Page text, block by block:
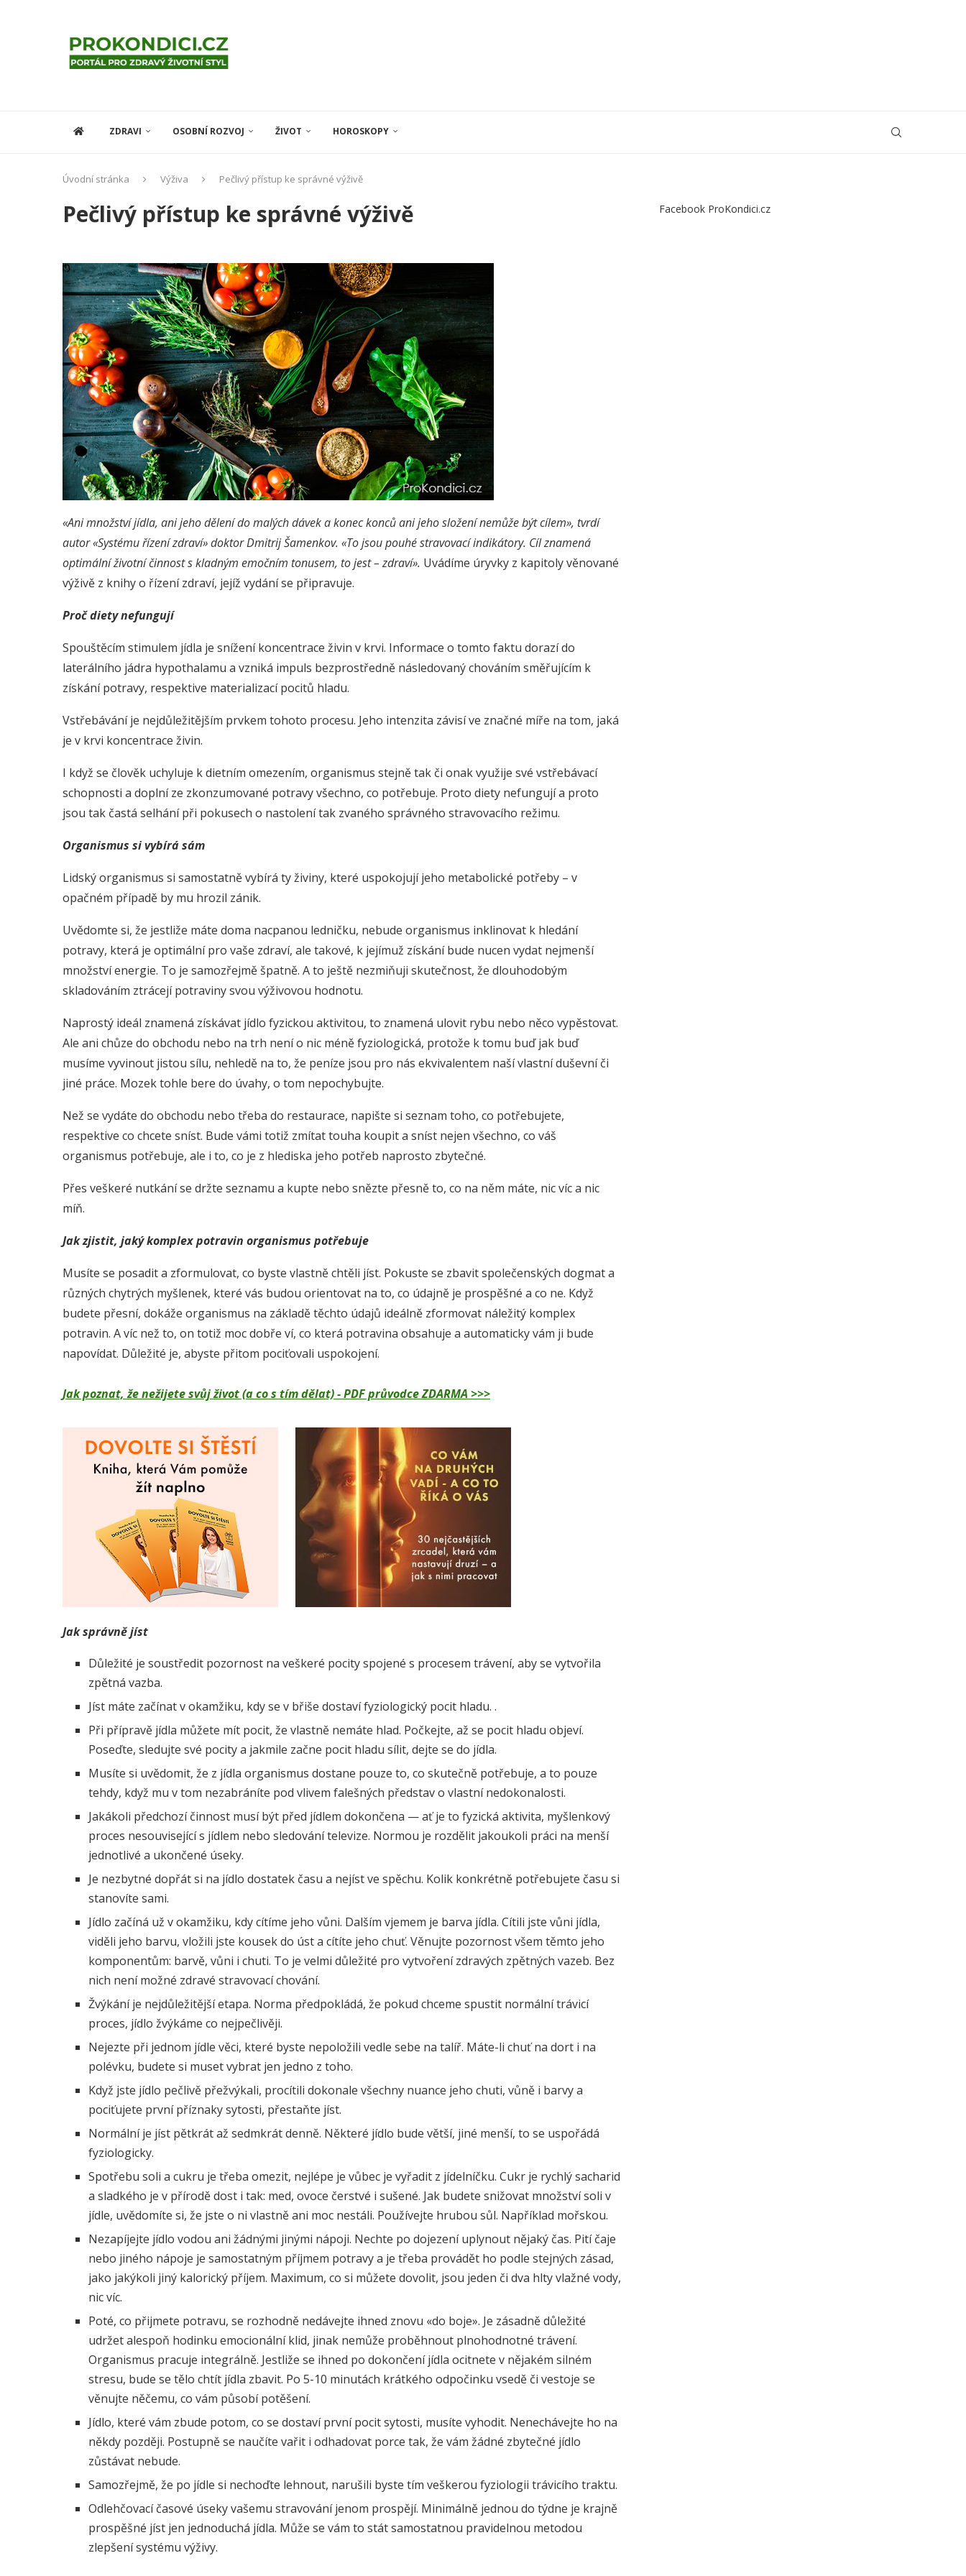
ZDRAVI OSOBNÍ ROZVOJ ŽIVOT HOROSKOPY
Úvodní stránka Výživa Pečlivý přístup ke správné výživě
Pečlivý přístup ke správné výživě
«Ani množství jídla, ani jeho dělení do malých dávek a konec konců ani jeho složení nemůže být cílem», tvrdí
autor «Systému řízení zdraví» doktor Dmitrij Šamenkov. «To jsou pouhé stravovací indikátory. Cíl znamená
optimální životní činnost s kladným emočním tonusem, to jest – zdraví». Uvádíme úryvky z kapitoly věnované
výživě z knihy o řízení zdraví, jejíž vydání se připravuje.
Proč diety nefungují
Spouštěcím stimulem jídla je snížení koncentrace živin v krvi. Informace o tomto faktu dorazí do
laterálního jádra hypothalamu a vzniká impuls bezprostředně následovaný chováním směřujícím k
získání potravy, respektive materializací pocitů hladu.
Vstřebávání je nejdůležitějším prvkem tohoto procesu. Jeho intenzita závisí ve značné míře na tom, jaká
je v krvi koncentrace živin.
I když se člověk uchyluje k dietním omezením, organismus stejně tak či onak využije své vstřebávací
schopnosti a doplní ze zkonzumované potravy všechno, co potřebuje. Proto diety nefungují a proto
jsou tak častá selhání při pokusech o nastolení tak zvaného správného stravovacího režimu.
Organismus si vybírá sám
Lidský organismus si samostatně vybírá ty živiny, které uspokojují jeho metabolické potřeby – v
opačném případě by mu hrozil zánik.
Uvědomte si, že jestliže máte doma nacpanou ledničku, nebude organismus inklinovat k hledání
potravy, která je optimální pro vaše zdraví, ale takové, k jejímuž získání bude nucen vydat nejmenší
množství energie. To je samozřejmě špatně. A to ještě nezmiňuji skutečnost, že dlouhodobým
skladováním ztrácejí potraviny svou výživovou hodnotu.
Naprostý ideál znamená získávat jídlo fyzickou aktivitou, to znamená ulovit rybu nebo něco vypěstovat.
Ale ani chůze do obchodu nebo na trh není o nic méně fyziologická, protože k tomu buď jak buď
musíme vyvinout jistou sílu, nehledě na to, že peníze jsou pro nás ekvivalentem naší vlastní duševní či
jiné práce. Mozek tohle bere do úvahy, o tom nepochybujte.
Než se vydáte do obchodu nebo třeba do restaurace, napište si seznam toho, co potřebujete,
respektive co chcete sníst. Bude vámi totiž zmítat touha koupit a sníst nejen všechno, co váš
organismus potřebuje, ale i to, co je z hlediska jeho potřeb naprosto zbytečné.
Přes veškeré nutkání se držte seznamu a kupte nebo snězte přesně to, co na něm máte, nic víc a nic
míň.
Jak zjistit, jaký komplex potravin organismus potřebuje
Musíte se posadit a zformulovat, co byste vlastně chtěli jíst. Pokuste se zbavit společenských dogmat a
různých chytrých myšlenek, které vás budou orientovat na to, co údajně je prospěšné a co ne. Když
budete přesní, dokáže organismus na základě těchto údajů ideálně zformovat náležitý komplex
potravin. A víc než to, on totiž moc dobře ví, co která potravina obsahuje a automaticky vám ji bude
napovídat. Důležité je, abyste přitom pociťovali uspokojení.
Jak poznat, že nežijete svůj život (a co s tím dělat) - PDF průvodce ZDARMA >>>
Jak správně jíst
Důležité je soustředit pozornost na veškeré pocity spojené s procesem trávení, aby se vytvořila
zpětná vazba.
Jíst máte začínat v okamžiku, kdy se v břiše dostaví fyziologický pocit hladu. .
Při přípravě jídla můžete mít pocit, že vlastně nemáte hlad. Počkejte, až se pocit hladu objeví.
Poseďte, sledujte své pocity a jakmile začne pocit hladu sílit, dejte se do jídla.
Musíte si uvědomit, že z jídla organismus dostane pouze to, co skutečně potřebuje, a to pouze
tehdy, když mu v tom nezabráníte pod vlivem falešných představ o vlastní nedokonalosti.
Jakákoli předchozí činnost musí být před jídlem dokončena — ať je to fyzická aktivita, myšlenkový
proces nesouvisející s jídlem nebo sledování televize. Normou je rozdělit jakoukoli práci na menší
jednotlivé a ukončené úseky.
Je nezbytné dopřát si na jídlo dostatek času a nejíst ve spěchu. Kolik konkrétně potřebujete času si
stanovíte sami.
Jídlo začíná už v okamžiku, kdy cítíme jeho vůni. Dalším vjemem je barva jídla. Cítili jste vůni jídla,
viděli jeho barvu, vložili jste kousek do úst a cítíte jeho chuť. Věnujte pozornost všem těmto jeho
komponentům: barvě, vůni i chuti. To je velmi důležité pro vytvoření zdravých zpětných vazeb. Bez
nich není možné zdravé stravovací chování.
Žvýkání je nejdůležitější etapa. Norma předpokládá, že pokud chceme spustit normální trávicí
proces, jídlo žvýkáme co nejpečlivěji.
Nejezte při jednom jídle věci, které byste nepoložili vedle sebe na talíř. Máte-li chuť na dort i na
polévku, budete si muset vybrat jen jedno z toho.
Když jste jídlo pečlivě přežvýkali, procítili dokonale všechny nuance jeho chuti, vůně i barvy a
pociťujete první příznaky sytosti, přestaňte jíst.
Normální je jíst pětkrát až sedmkrát denně. Některé jídlo bude větší, jiné menší, to se uspořádá
fyziologicky.
Spotřebu soli a cukru je třeba omezit, nejlépe je vůbec je vyřadit z jídelníčku. Cukr je rychlý sacharid
a sladkého je v přírodě dost i tak: med, ovoce čerstvé i sušené. Jak budete snižovat množství soli v
jídle, uvědomíte si, že jste o ni vlastně ani moc nestáli. Používejte hrubou sůl. Například mořskou.
Nezapíjejte jídlo vodou ani žádnými jinými nápoji. Nechte po dojezení uplynout nějaký čas. Pití čaje
nebo jiného nápoje je samostatným příjmem potravy a je třeba provádět ho podle stejných zásad,
jako jakýkoli jiný kalorický příjem. Maximum, co si můžete dovolit, jsou jeden či dva hlty vlažné vody,
nic víc.
Poté, co přijmete potravu, se rozhodně nedávejte ihned znovu «do boje». Je zásadně důležité
udržet alespoň hodinku emocionální klid, jinak nemůže proběhnout plnohodnotné trávení.
Organismus pracuje integrálně. Jestliže se ihned po dokončení jídla ocitnete v nějakém silném
stresu, bude se tělo chtít jídla zbavit. Po 5-10 minutách krátkého odpočinku vsedě či vestoje se
věnujte něčemu, co vám působí potěšení.
Jídlo, které vám zbude potom, co se dostaví první pocit sytosti, musíte vyhodit. Nenechávejte ho na
někdy později. Postupně se naučíte vařit i odhadovat porce tak, že vám žádné zbytečné jídlo
zůstávat nebude.
Samozřejmě, že po jídle si nechoďte lehnout, narušili byste tím veškerou fyziologii trávicího traktu.
Odlehčovací časové úseky vašemu stravování jenom prospějí. Minimálně jednou do týdne je krajně
prospěšné jíst jen jednoduchá jídla. Může se vám to stát samostatnou pravidelnou metodou
zlepšení systému výživy.
Facebook ProKondici.cz